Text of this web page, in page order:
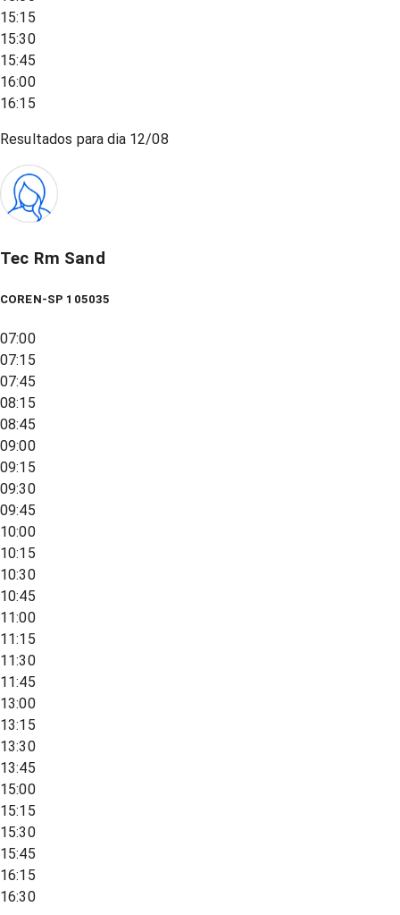
15:15
15:30
15:45
16:00
16:15
Resultados para dia 12/08
Tec Rm Sand
COREN-SP 105035
07:00
07:15
07:45
08:15
08:45
09:00
09:15
09:30
09:45
10:00
10:15
10:30
10:45
11:00
11:15
11:30
11:45
13:00
13:15
13:30
13:45
15:00
15:15
15:30
15:45
16:15
16:30